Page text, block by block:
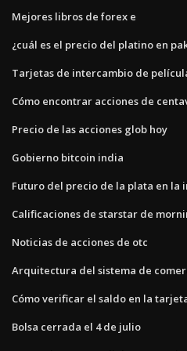
Mejores libros de forex e
¿cuál es el precio del platino en
Tarjetas de intercambio de
Cómo encontrar acciones de
Precio de las acciones glob hoy
Gobierno bitcoin india
Futuro del precio de la plata en la
Calificaciones de starstar de
Noticias de acciones de otc
Arquitectura del sistema de
Cómo verificar el saldo en la
Bolsa cerrada el 4 de julio